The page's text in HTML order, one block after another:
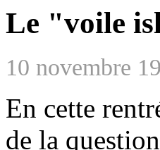
Le "voile
10 novembre
En cette
de la